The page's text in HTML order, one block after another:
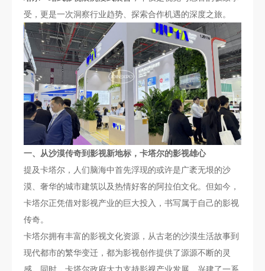
受，更是一次洞察行业趋势、探索合作机遇的深度之旅。
一、从沙漠传奇到影视新地标，卡塔尔的影视雄心
提及卡塔尔，人们脑海中首先浮现的或许是广袤无垠的沙
漠、奢华的城市建筑以及热情好客的阿拉伯文化。但如今，
卡塔尔正凭借对影视产业的巨大投入，书写属于自己的影视
传奇。
卡塔尔拥有丰富的影视文化资源，从古老的沙漠生活故事到
现代都市的繁华变迁，都为影视创作提供了源源不断的灵